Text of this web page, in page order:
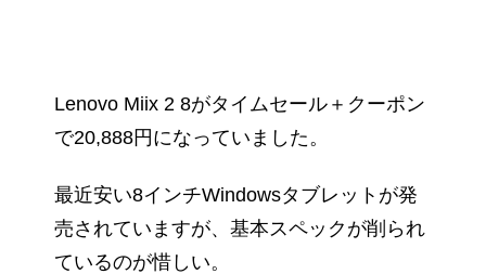
Lenovo Miix 2 8がタイムセール＋クーポン
で20,888円になっていました。
最近安い8インチWindowsタブレットが発
売されていますが、基本スペックが削られ
ているのが惜しい。